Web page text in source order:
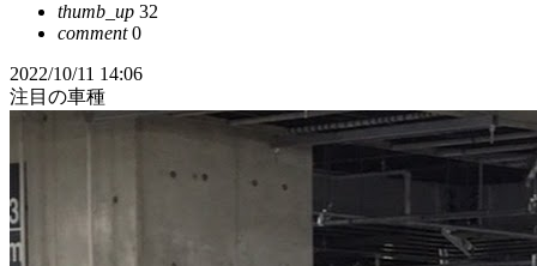
thumb_up 32
comment0
2022/10/11 14:06
注目の車種